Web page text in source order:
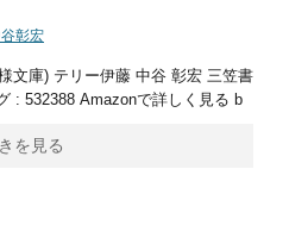
彰宏
文庫) テリー伊藤 中谷 彰宏 三笠書
: 532388 Amazonで詳しく見る b
を見る